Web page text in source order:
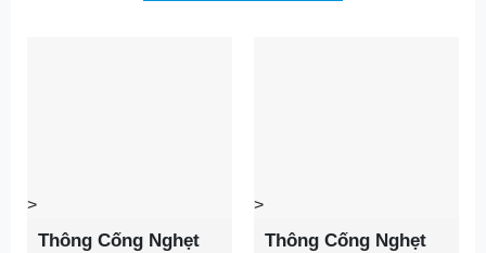
>
Thông Cống Nghẹt
>
Thông Cống Nghẹt